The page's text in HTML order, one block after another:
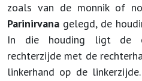
zoals van de monnik of
Parinirvana gelegd, de
In die houding ligt de
rechterzijde met de
linkerhand op de